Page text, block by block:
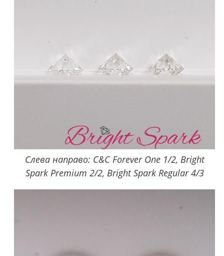
Слева направо: C&C Forever One 1/2, Bright
Spark Premium 2/2, Bright Spark Regular 4/3